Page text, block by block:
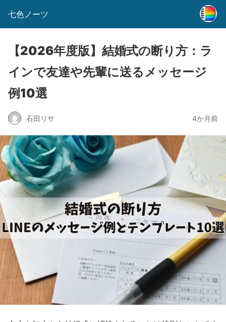
七色ノーツ
【2026年度版】結婚式の断り方：ラ
インで友達や先輩に送るメッセージ
例10選
石田リサ 4か月前